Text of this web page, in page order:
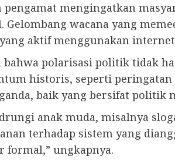
mengingatkan
wacana yang
aktif menggunakan
polarisasi politik tidak
historis, seperti peringatan
baik yang bersifat politik
anak muda, misalnya
terhadap sistem yang
ungkapnya.